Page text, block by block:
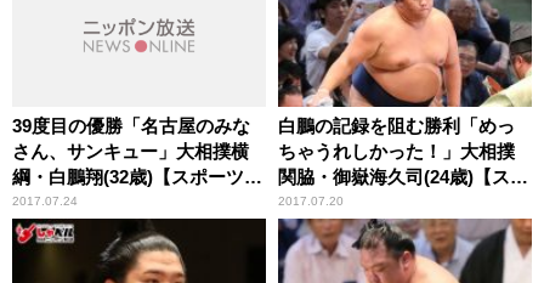
39度目の優勝「名古屋のみな
さん、サンキュー」大相撲横
綱・白鵬翔(32歳)【スポーツ人
間模様】
2017.07.24
白鵬の記録を阻む勝利「めっ
ちゃうれしかった！」大相撲
関脇・御嶽海久司(24歳)【スポ
ーツ人間模様】
2017.07.20